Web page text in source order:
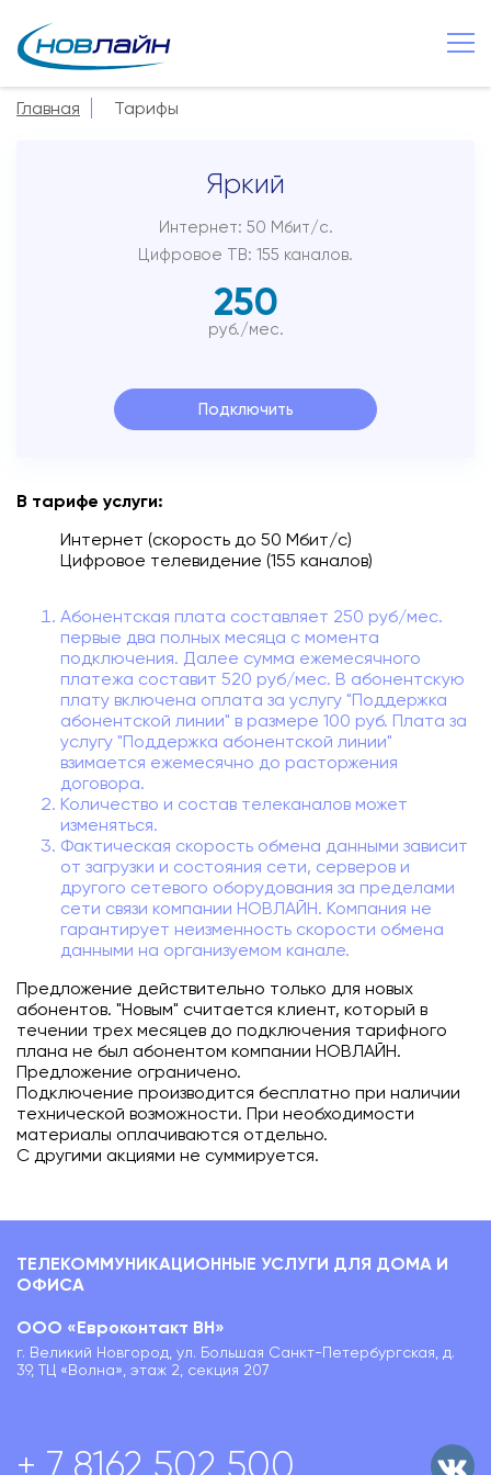
Великий Новгород
Новости
Сервисы
Услуги
Смотрёшка
Зона охвата
Способы оплаты
Акции
Главная Тарифы
Яркий
Интернет: 50 Мбит/с.
Цифровое ТВ: 155 каналов.
250
руб./мес.
Подключить
В тарифе услуги:
Интернет (скорость до 50 Мбит/с)
Цифровое телевидение (155 каналов)
Абонентская плата составляет 250 руб/мес.
первые два полных месяца с момента
подключения. Далее сумма ежемесячного
платежа составит 520 руб/мес. В абонентскую
плату включена оплата за услугу "Поддержка
абонентской линии" в размере 100 руб. Плата за
услугу "Поддержка абонентской линии"
взимается ежемесячно до расторжения
договора.
Количество и состав телеканалов может
изменяться.
Фактическая скорость обмена данными зависит
от загрузки и состояния сети, серверов и
другого сетевого оборудования за пределами
сети связи компании НОВЛАЙН. Компания не
гарантирует неизменность скорости обмена
данными на организуемом канале.
Предложение действительно только для новых
абонентов. "Новым" считается клиент, который в
течении трех месяцев до подключения тарифного
плана не был абонентом компании НОВЛАЙН.
Предложение ограничено.
Подключение производится бесплатно при наличии
технической возможности. При необходимости
материалы оплачиваются отдельно.
С другими акциями не суммируется.
ТЕЛЕКОММУНИКАЦИОННЫЕ УСЛУГИ ДЛЯ ДОМА И
ОФИСА
ООО «Евроконтакт ВН»
г. Великий Новгород, ул. Большая Санкт-Петербургская, д.
39, ТЦ «Волна», этаж 2, секция 207
+ 7 8162 502 500